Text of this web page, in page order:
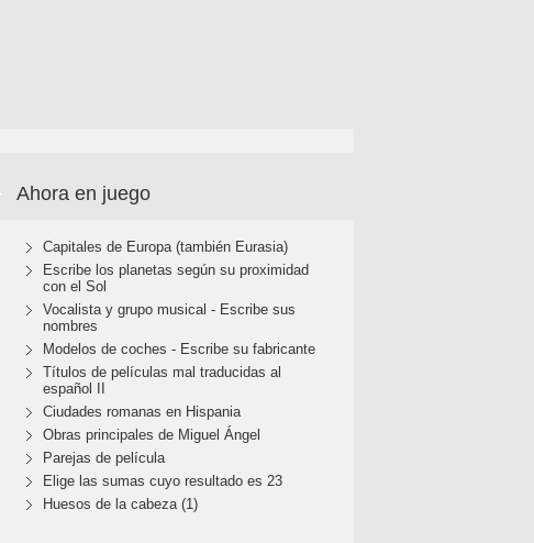
Ahora en juego
Capitales de Europa (también Eurasia)
Escribe los planetas según su proximidad
con el Sol
Vocalista y grupo musical - Escribe sus
nombres
Modelos de coches - Escribe su fabricante
Títulos de películas mal traducidas al
español II
Ciudades romanas en Hispania
Obras principales de Miguel Ángel
Parejas de película
Elige las sumas cuyo resultado es 23
Huesos de la cabeza (1)